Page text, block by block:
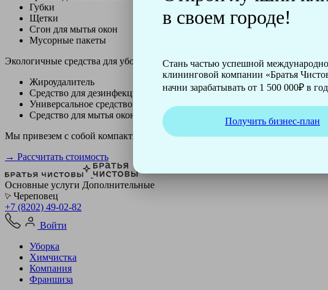
в своем городе!
Стань частью успешной
клининговой компании «Братья
начни зарабатывать от 1 500 000₽ в
Получить бизнес-план
Губки
Щетки
Сгон для мытья окон
Мусорные пакеты
Экологичные средства для уборки немецкой марки Kiehl:
Жироудалитель
Средство для дезинфекции
Универсальное средство
Средство для мытья окон
Мы привезем с собой компактный профессиональный пылесос фирмы
→ Рассчитать стоимость
Основные услуги Дополнительные
Череповец
+7 (8202) 49-02-82
Войти
Уборка
Химчистка
Компания
Франшиза